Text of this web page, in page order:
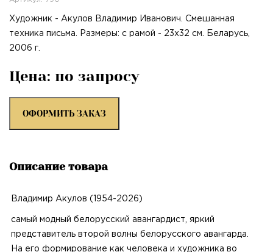
Художник - Акулов Владимир Иванович. Смешанная
техника письма. Размеры: с рамой - 23х32 см. Беларусь,
2006 г.
Цена: по запросу
ОФОРМИТЬ ЗАКАЗ
Описание товара
Владимир Акулов (1954-2026)
самый модный белорусский авангардист, яркий
представитель второй волны белорусского авангарда.
На его формирование как человека и художника во